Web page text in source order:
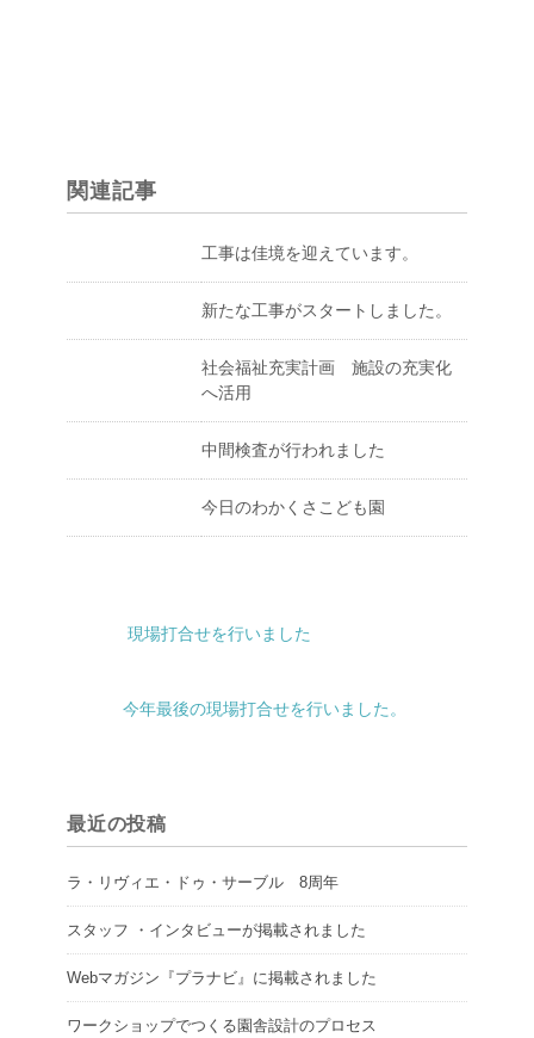
関連記事
工事は佳境を迎えています。
新たな工事がスタートしました。
社会福祉充実計画 施設の充実化
へ活用
中間検査が行われました
今日のわかくさこども園
現場打合せを行いました
今年最後の現場打合せを行いました。
最近の投稿
ラ・リヴィエ・ドゥ・サーブル 8周年
スタッフ ・インタビューが掲載されました
Webマガジン『プラナビ』に掲載されました
ワークショップでつくる園舎設計のプロセス